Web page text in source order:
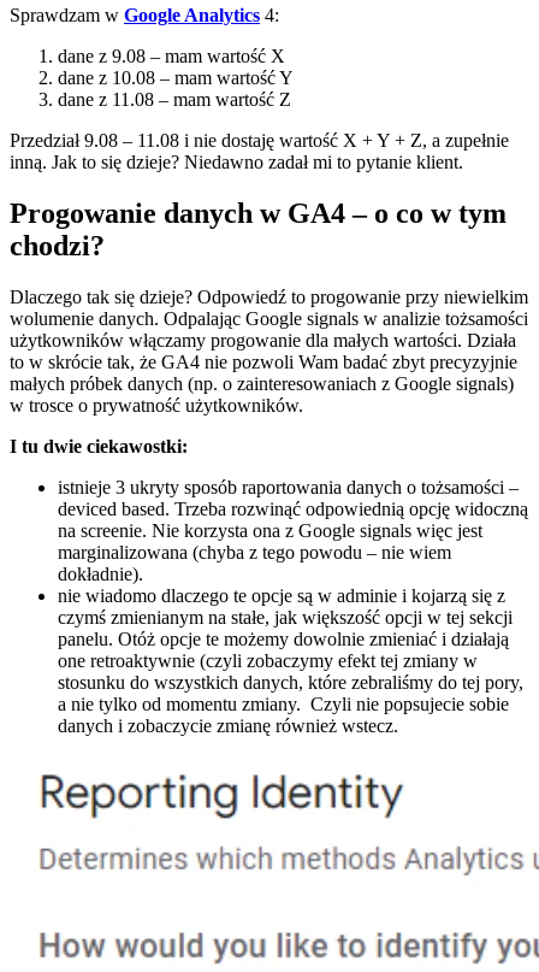
Sprawdzam w Google Analytics 4:
dane z 9.08 – mam wartość X
dane z 10.08 – mam wartość Y
dane z 11.08 – mam wartość Z
Przedział 9.08 – 11.08 i nie dostaję wartość X + Y + Z, a zupełnie
inną. Jak to się dzieje? Niedawno zadał mi to pytanie klient.
Progowanie danych w GA4 – o co w tym
chodzi?
Dlaczego tak się dzieje? Odpowiedź to progowanie przy niewielkim
wolumenie danych. Odpalając Google signals w analizie tożsamości
użytkowników włączamy progowanie dla małych wartości. Działa
to w skrócie tak, że GA4 nie pozwoli Wam badać zbyt precyzyjnie
małych próbek danych (np. o zainteresowaniach z Google signals)
w trosce o prywatność użytkowników.
I tu dwie ciekawostki:
istnieje 3 ukryty sposób raportowania danych o tożsamości –
deviced based. Trzeba rozwinąć odpowiednią opcję widoczną
na screenie. Nie korzysta ona z Google signals więc jest
marginalizowana (chyba z tego powodu – nie wiem
dokładnie).
nie wiadomo dlaczego te opcje są w adminie i kojarzą się z
czymś zmienianym na stałe, jak większość opcji w tej sekcji
panelu. Otóż opcje te możemy dowolnie zmieniać i działają
one retroaktywnie (czyli zobaczymy efekt tej zmiany w
stosunku do wszystkich danych, które zebraliśmy do tej pory,
a nie tylko od momentu zmiany. Czyli nie popsujecie sobie
danych i zobaczycie zmianę również wstecz.